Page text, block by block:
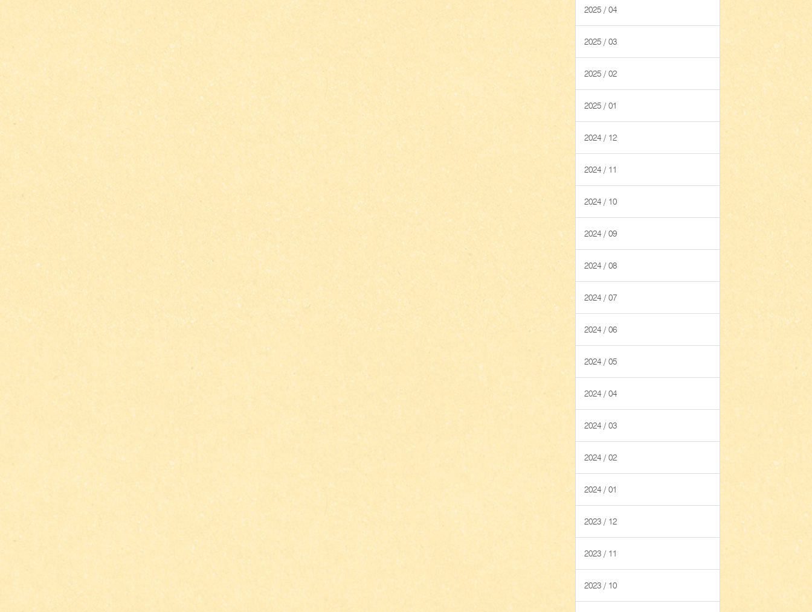
2025 / 04
2025 / 03
2025 / 02
2025 / 01
2024 / 12
2024 / 11
2024 / 10
2024 / 09
2024 / 08
2024 / 07
2024 / 06
2024 / 05
2024 / 04
2024 / 03
2024 / 02
2024 / 01
2023 / 12
2023 / 11
2023 / 10